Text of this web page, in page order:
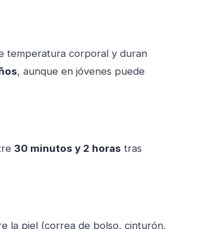
temperatura corporal y duran
, aunque en jóvenes puede
30 minutos y 2 horas tras
la piel (correa de bolso, cinturón,